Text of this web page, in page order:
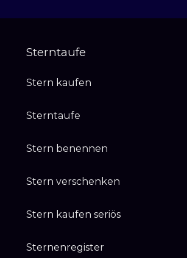
Sterntaufe
Stern kaufen
Sterntaufe
Stern benennen
Stern verschenken
Stern kaufen seriös
Sternenregister